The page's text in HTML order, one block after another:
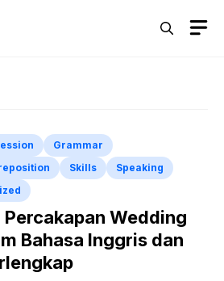
Grammar
Skills
Speaking
Wedding
Bahasa Inggris dan